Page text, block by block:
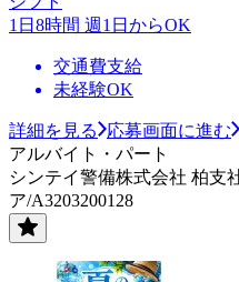
1日8時間 週1日からOK
交通費支給
未経験OK
詳細を見る
応募画面に進む
アルバイト・パート
シンテイ警備株式会社 柏支
ア/A3203200128